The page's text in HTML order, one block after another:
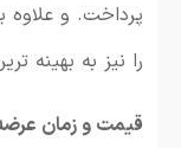
پرداخت. و علاوه
را نیز به بهینه
قیمت و زمان عرضه